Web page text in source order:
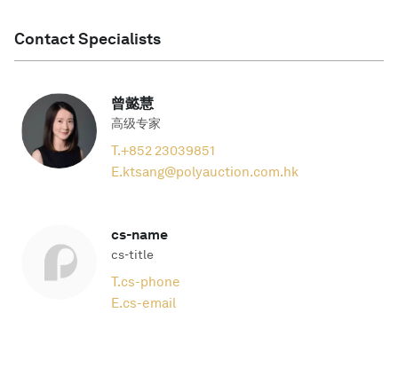
Contact Specialists
曾懿慧
高级专家
T.+852 23039851
E.ktsang@polyauction.com.hk
cs-name
cs-title
T.cs-phone
E.cs-email